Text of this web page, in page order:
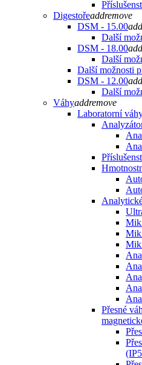
Digestořeaddremove
DSM - 15.00add
Další
DSM - 18.00add
Další
Další možnosti
DSM - 12.00add
Další
Váhyaddremove
Laboratorní
Přesné